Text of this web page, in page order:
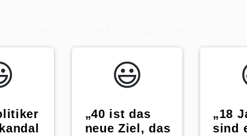
die dir gefallen könnten
😃️
„40 ist das
neue Ziel, das
„18
sind